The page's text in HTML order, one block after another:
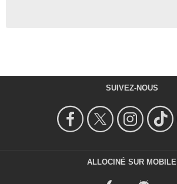
SUIVEZ-NOUS
ALLOCINÉ SUR MOBILE